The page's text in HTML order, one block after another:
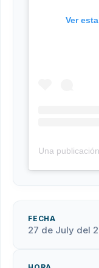
Ver
FECHA
27 de July del